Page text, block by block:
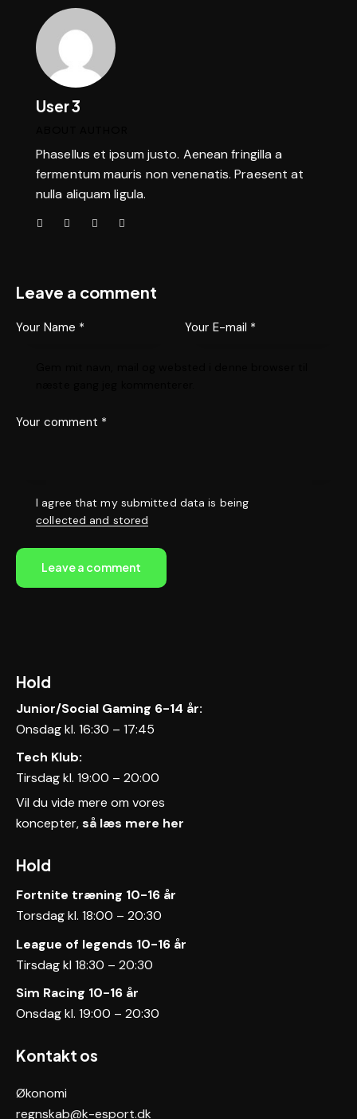
User 3
Phasellus et ipsum justo. Aenean fringilla a
fermentum mauris non venenatis. Praesent at
nulla aliquam ligula.
Leave a comment
I agree that my submitted data is being
collected and stored
Hold
Junior/Social Gaming 6-14 år:
Onsdag kl. 16:30 – 17:45
Tech Klub:
Tirsdag kl. 19:00 – 20:00
Vil du vide mere om vores
koncepter,så læs mere her
Hold
Fortnite træning 10-16 år
Torsdag kl. 18:00 – 20:30
League of legends 10-16 år
Tirsdag kl 18:30 – 20:30
Sim Racing 10-16 år
Onsdag kl. 19:00 – 20:30
Kontakt os
Økonomi
regnskab@k-esport.dk